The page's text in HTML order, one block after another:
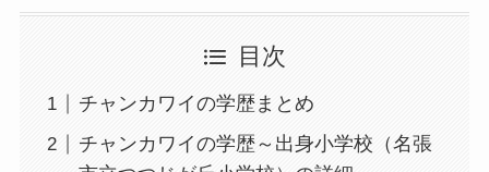
目次
チャンカワイの学歴まとめ
チャンカワイの学歴～出身小学校（名張